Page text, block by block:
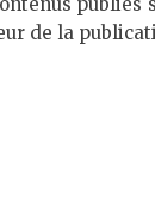
de la